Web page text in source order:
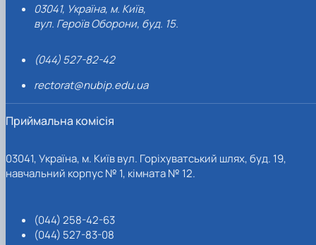
03041, Україна, м. Київ,
вул. Героїв Оборони, буд. 15.
(044) 527-82-42
rectorat@nubip.edu.ua
Приймальна комісія
03041, Україна, м. Київ вул. Горіхуватський шлях, буд. 19,
навчальний корпус № 1, кімната № 12.
(044) 258-42-63
(044) 527-83-08